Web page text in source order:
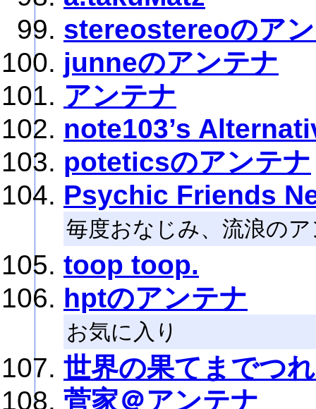
stereostereoのア
junneのアンテナ
アンテナ
note103’s
poteticsのアンテナ
Psychic Friends
毎度おなじみ、流浪の
toop toop.
hptのアンテナ
お気に入り
世界の果てまでつ
菅家＠アンテナ